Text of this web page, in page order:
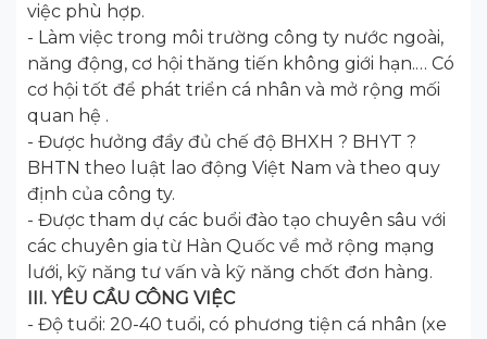
việc phù hợp.
- Làm việc trong môi trường công ty nước ngoài,
năng động, cơ hội thăng tiến không giới hạn.… Có
cơ hội tốt để phát triển cá nhân và mở rộng mối
quan hệ .
- Được hưởng đầy đủ chế độ BHXH ? BHYT ?
BHTN theo luật lao động Việt Nam và theo quy
định của công ty.
- Được tham dự các buổi đào tạo chuyên sâu với
các chuyên gia từ Hàn Quốc về mở rộng mạng
lưới, kỹ năng tư vấn và kỹ năng chốt đơn hàng.
III. YÊU CẦU CÔNG VIỆC
- Độ tuổi: 20-40 tuổi, có phương tiện cá nhân (xe